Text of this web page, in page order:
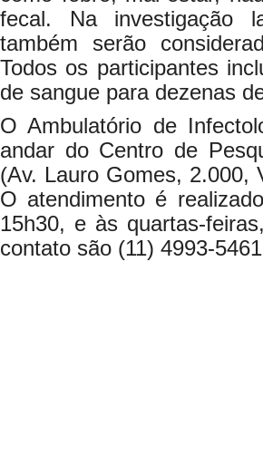
fecal. Na investigação
também serão
Todos os participantes
de sangue para dezenas
O Ambulatório de
andar do Centro de
(Av. Lauro Gomes, 2.000,
O atendimento é
15h30, e às quartas-
contato são (11) 4993-